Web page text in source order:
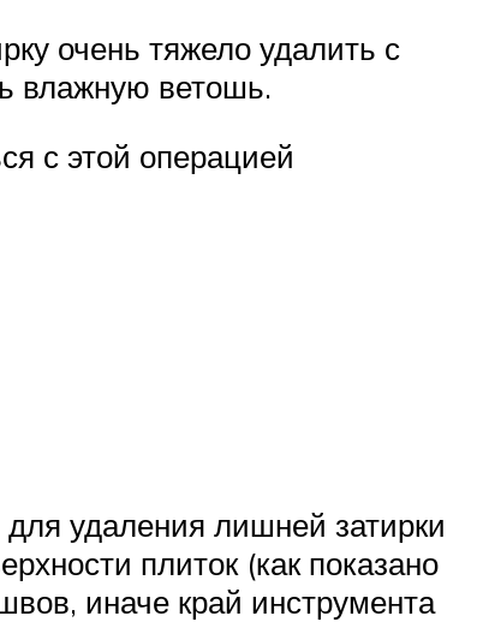
очень тяжело удалить с
влажную ветошь.
с этой операцией
удаления лишней затирки
плиток (как показано
иначе край инструмента